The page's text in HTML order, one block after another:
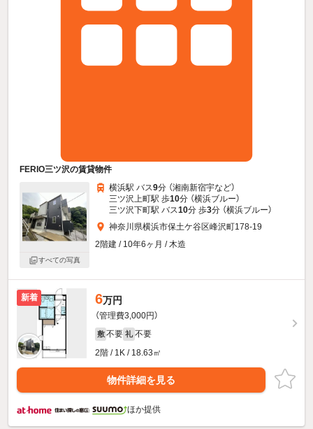
FERIO三ツ沢の賃貸物件
すべての写真
横浜駅 バス9分 （湘南新宿宇など）
三ツ沢上町駅 歩10分 （横浜ブルー）
三ツ沢下町駅 バス10分 歩3分 （横浜ブルー）
神奈川県横浜市保土ケ谷区峰沢町178-19
2階建 / 10年6ヶ月 / 木造
新着 6万円
（管理費3,000円）
敷 不要 礼 不要
2階 / 1K / 18.63㎡
物件詳細を見る
ほか提供